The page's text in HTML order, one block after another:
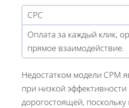
CPC
Оплата за каждый клик,
прямое взаимодействие.
Недостатком модели CPM
при низкой эффективности
дорогостоящей,